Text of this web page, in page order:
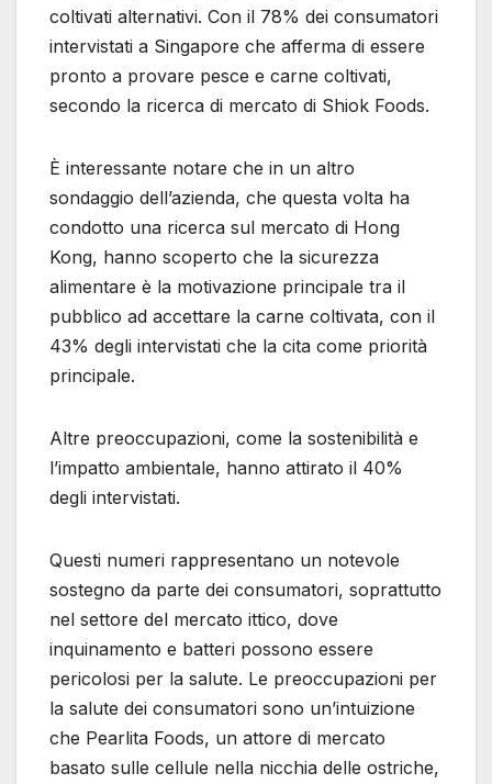
coltivati ​​alternativi. Con il 78% dei consumatori
intervistati a Singapore che afferma di essere
pronto a provare pesce e carne coltivati,
secondo la ricerca di mercato di Shiok Foods.
È interessante notare che in un altro
sondaggio dell’azienda, che questa volta ha
condotto una ricerca sul mercato di Hong
Kong, hanno scoperto che la sicurezza
alimentare è la motivazione principale tra il
pubblico ad accettare la carne coltivata, con il
43% degli intervistati che la cita come priorità
principale.
Altre preoccupazioni, come la sostenibilità e
l’impatto ambientale, hanno attirato il 40%
degli intervistati.
Questi numeri rappresentano un notevole
sostegno da parte dei consumatori, soprattutto
nel settore del mercato ittico, dove
inquinamento e batteri possono essere
pericolosi per la salute. Le preoccupazioni per
la salute dei consumatori sono un’intuizione
che Pearlita Foods, un attore di mercato
basato sulle cellule nella nicchia delle ostriche,